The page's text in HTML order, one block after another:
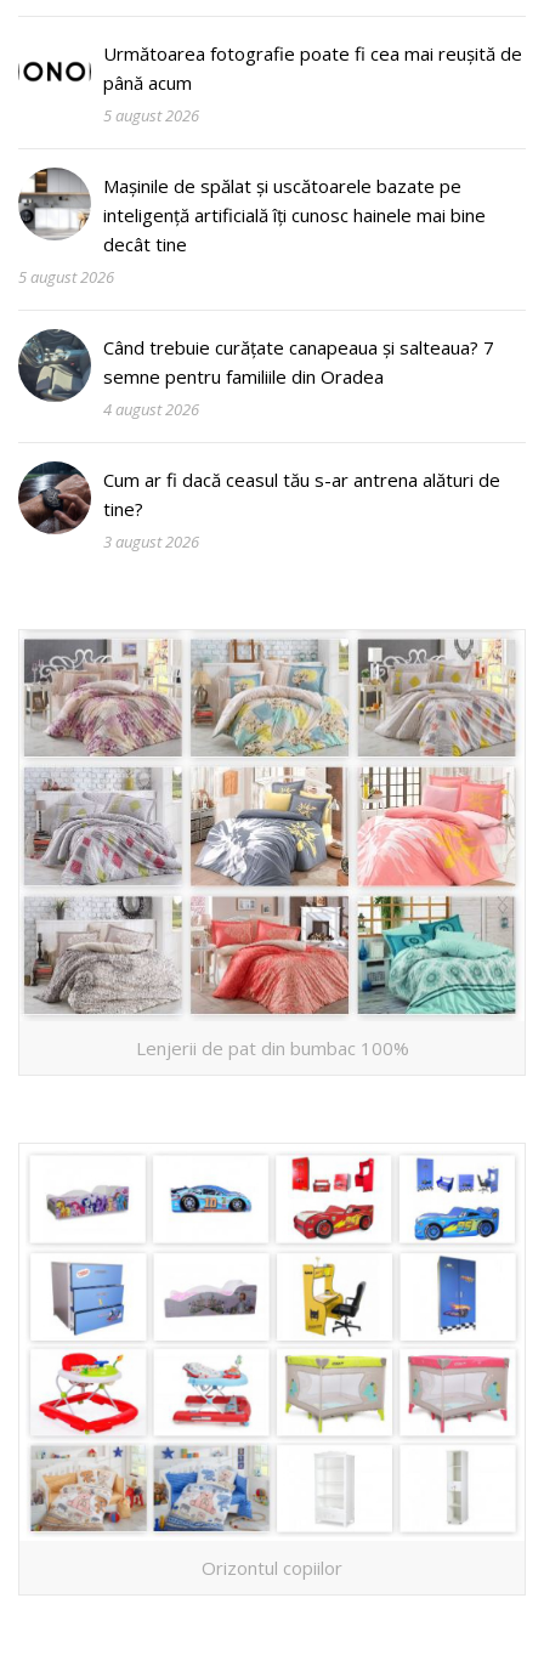
Următoarea fotografie poate fi cea mai reușită de
până acum
5 august 2026
Mașinile de spălat și uscătoarele bazate pe
inteligență artificială îți cunosc hainele mai bine
decât tine
5 august 2026
Când trebuie curățate canapeaua și salteaua? 7
semne pentru familiile din Oradea
4 august 2026
Cum ar fi dacă ceasul tău s-ar antrena alături de
tine?
3 august 2026
Lenjerii de pat din bumbac 100%
Orizontul copiilor